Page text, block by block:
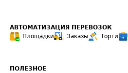
АВТОМАТИЗАЦИЯ ПЕРЕВОЗОК
Площадки
Заказы Торги
ПОЛЕЗНОЕ